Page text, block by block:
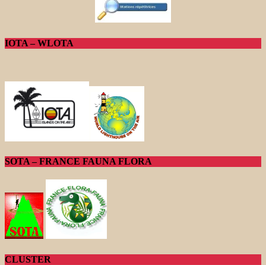
IOTA – WLOTA
SOTA – FRANCE FAUNA FLORA
CLUSTER